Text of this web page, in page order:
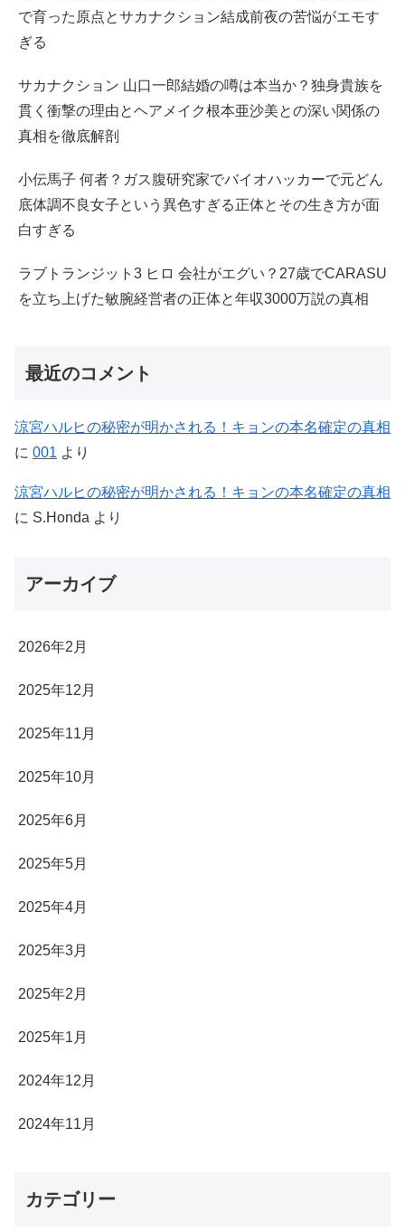
で育った原点とサカナクション結成前夜の苦悩がエモす
ぎる
サカナクション 山口一郎結婚の噂は本当か？独身貴族を
貫く衝撃の理由とヘアメイク根本亜沙美との深い関係の
真相を徹底解剖
小伝馬子 何者？ガス腹研究家でバイオハッカーで元どん
底体調不良女子という異色すぎる正体とその生き方が面
白すぎる
ラブトランジット3 ヒロ 会社がエグい？27歳でCARASU
を立ち上げた敏腕経営者の正体と年収3000万説の真相
最近のコメント
涼宮ハルヒの秘密が明かされる！キョンの本名確定の真相
に 001 より
涼宮ハルヒの秘密が明かされる！キョンの本名確定の真相
に S.Honda より
アーカイブ
2026年2月
2025年12月
2025年11月
2025年10月
2025年6月
2025年5月
2025年4月
2025年3月
2025年2月
2025年1月
2024年12月
2024年11月
カテゴリー